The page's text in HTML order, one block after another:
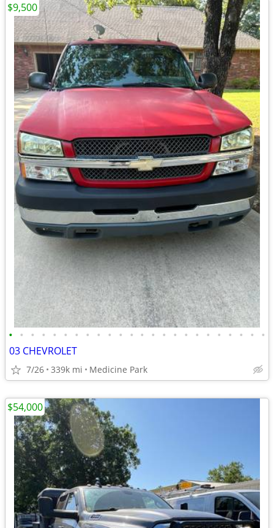
• • • • • • • • • • • • • • • • • • • • • • • •
03 CHEVROLET
7/26 339k mi Medicine Park
$9,500
$54,000